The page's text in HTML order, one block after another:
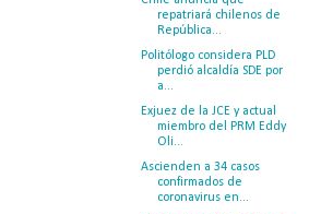
repatriará chilenos de
República...
Politólogo considera PLD
perdió alcaldía SDE por
a...
Exjuez de la JCE y actual
miembro del PRM Eddy
Oli...
Ascienden a 34 casos
confirmados de
coronavirus en...